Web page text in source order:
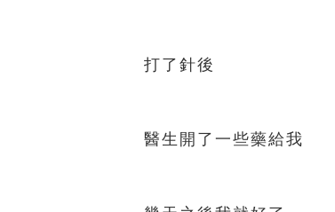
打了針後
醫生開了一些藥給我